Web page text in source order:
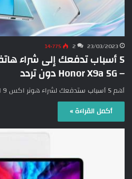
23/03/2023
2 14٬775
– Honor X9a 5G دون تردد
أهم 5 أسباب ستدفعك لشراء هونر اكس 9 اى
أكمل القراءة »